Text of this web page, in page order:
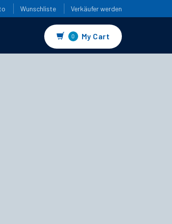
Wunschliste Verkäufer werden
0 My Cart